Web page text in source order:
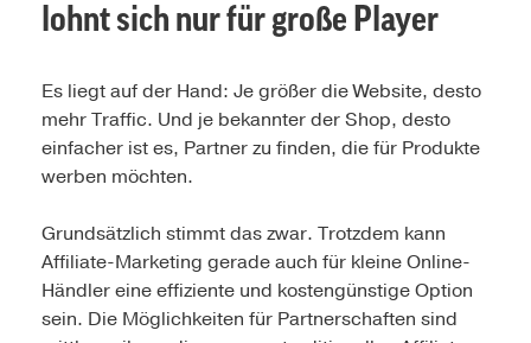
lohnt sich nur für große Player
Es liegt auf der Hand: Je größer die Website, desto
mehr Traffic. Und je bekannter der Shop, desto
einfacher ist es, Partner zu finden, die für Produkte
werben möchten.
Grundsätzlich stimmt das zwar. Trotzdem kann
Affiliate-Marketing gerade auch für kleine Online-
Händler eine effiziente und kostengünstige Option
sein. Die Möglichkeiten für Partnerschaften sind